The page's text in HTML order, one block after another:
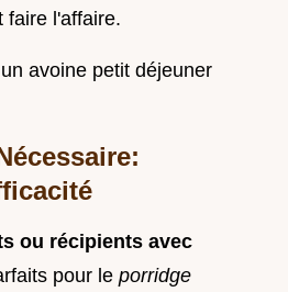
faire l'affaire.
avoine petit déjeuner
ou récipients avec
pour le porridge